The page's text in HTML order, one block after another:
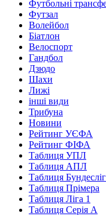
Футбольні
Футзал
Волейбол
Біатлон
Велоспорт
Гандбол
Дзюдо
Шахи
Лижі
інші види
Трибуна
Новини
Рейтинг УЄФА
Рейтинг ФІФА
Таблиця УПЛ
Таблиця АПЛ
Таблиця
Таблиця Прімера
Таблиця Ліга 1
Таблиця Серія А